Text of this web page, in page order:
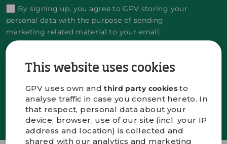
This website uses cookies
GPV uses own andthird party cookiesto
analyse traffic in case you consent hereto. In
that respect, personal data about your
device, browser, use of our site (incl. your IP
address and location) is collected and
shared with our analytics and marketing
Karriere
Über uns
ENGLISH
KONTAKT
PORTALE
MEDIEN
By signing up, you agree to GPV storing your
personal data with the purpose of sending
marketing related material to your email.
unsubscribe link in the material sent from GPV.
SIGN UP